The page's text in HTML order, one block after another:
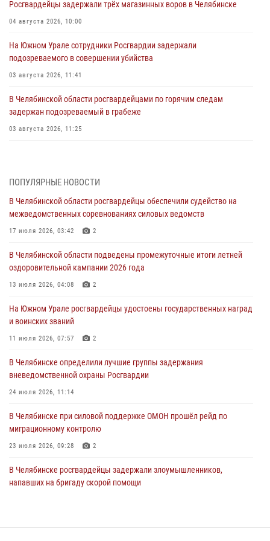
Росгвардейцы задержали трёх магазинных воров в Челябинске
04 августа 2026, 10:00
На Южном Урале сотрудники Росгвардии задержали
подозреваемого в совершении убийства
03 августа 2026, 11:41
В Челябинской области росгвардейцами по горячим следам
задержан подозреваемый в грабеже
03 августа 2026, 11:25
03 августа 2026, 09:22 1
Авиация Росгвардии совершила более 250 санитарных вылетов в
Донецкой Народной Республике
31 июля 2026, 11:33
Росгвардия обеспечивает безопасность граждан на южном
направлении
31 июля 2026, 11:32
В Уральском округе Росгвардии состоялось заседание
оперативного штаба
30 июля 2026, 10:53
ПОПУЛЯРНЫЕ НОВОСТИ
В Челябинской области росгвардейцы обеспечили судейство на
межведомственных соревнованиях силовых ведомств
17 июля 2026, 03:42 2
В Челябинской области подведены промежуточные итоги летней
оздоровительной кампании 2026 года
13 июля 2026, 04:08 2
На Южном Урале росгвардейцы удостоены государственных наград
и воинских званий
11 июля 2026, 07:57 2
В Челябинске определили лучшие группы задержания
вневедомственной охраны Росгвардии
24 июля 2026, 11:14
В Челябинске при силовой поддержке ОМОН прошёл рейд по
миграционному контролю
23 июля 2026, 09:28 2
В Челябинске росгвардейцы задержали злоумышленников,
напавших на бригаду скорой помощи